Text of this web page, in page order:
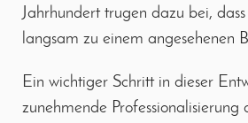
Jahrhundert trugen dazu bei,
langsam zu einem angesehenen
Ein wichtiger Schritt in dieser
zunehmende Professionalisierung